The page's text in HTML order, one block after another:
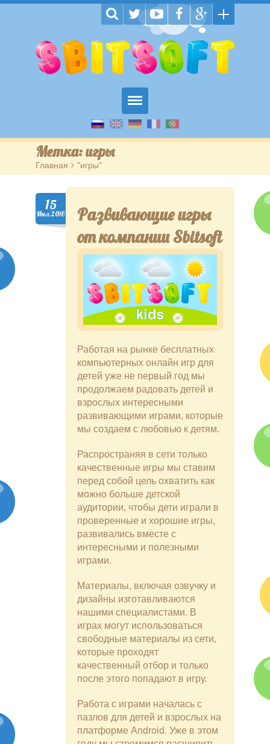
Главная
Пазлы
Обучающие
На внимание
Головоломки
Метка: игры
Главная > "игры"
15
Июл.2016
Развивающие игры
от компании Sbitsoft
Работая на рынке бесплатных
компьютерных онлайн игр для
детей уже не первый год мы
продолжаем радовать детей и
взрослых интересными
развивающими играми, которые
мы создаем с любовью к детям.
Распространяя в сети только
качественные игры мы ставим
перед собой цель охватить как
можно больше детской
аудитории, чтобы дети играли в
проверенные и хорошие игры,
развивались вместе с
интересными и полезными
играми.
Материалы, включая озвучку и
дизайны изготавливаются
нашими специалистами. В
играх могут использоваться
свободные материалы из сети,
которые проходят
качественный отбор и только
после этого попадают в игру.
Работа с играми началась с
пазлов для детей и взрослых на
платформе Android. Уже в этом